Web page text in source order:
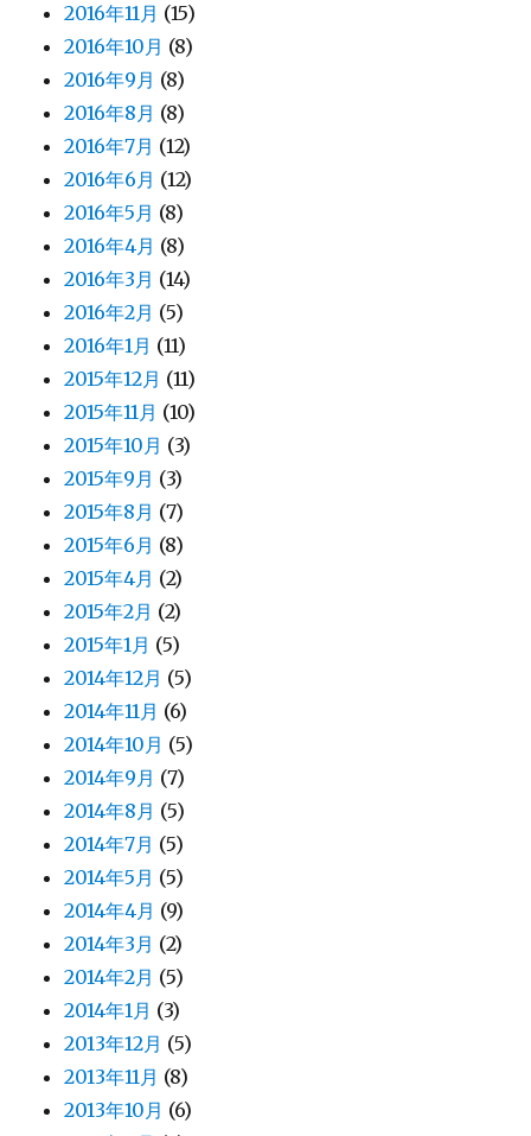
2016年11月 (15)
2016年10月 (8)
2016年9月 (8)
2016年8月 (8)
2016年7月 (12)
2016年6月 (12)
2016年5月 (8)
2016年4月 (8)
2016年3月 (14)
2016年2月 (5)
2016年1月 (11)
2015年12月 (11)
2015年11月 (10)
2015年10月 (3)
2015年9月 (3)
2015年8月 (7)
2015年6月 (8)
2015年4月 (2)
2015年2月 (2)
2015年1月 (5)
2014年12月 (5)
2014年11月 (6)
2014年10月 (5)
2014年9月 (7)
2014年8月 (5)
2014年7月 (5)
2014年5月 (5)
2014年4月 (9)
2014年3月 (2)
2014年2月 (5)
2014年1月 (3)
2013年12月 (5)
2013年11月 (8)
2013年10月 (6)